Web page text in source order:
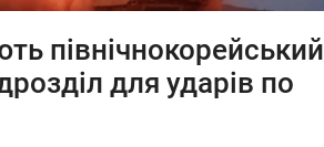
північнокорейський
для ударів по